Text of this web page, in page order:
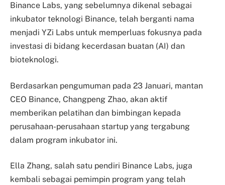
Binance Labs, yang sebelumnya dikenal sebagai
inkubator teknologi Binance, telah berganti nama
menjadi YZi Labs untuk memperluas fokusnya pada
investasi di bidang kecerdasan buatan (AI) dan
bioteknologi.
Berdasarkan pengumuman pada 23 Januari, mantan
CEO Binance, Changpeng Zhao, akan aktif
memberikan pelatihan dan bimbingan kepada
perusahaan-perusahaan startup yang tergabung
dalam program inkubator ini.
Ella Zhang, salah satu pendiri Binance Labs, juga
kembali sebagai pemimpin program yang telah